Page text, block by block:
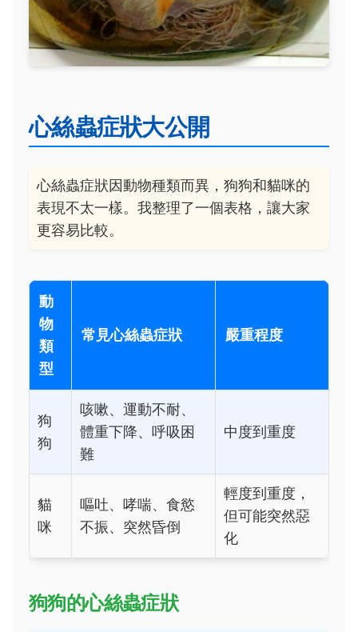
心絲蟲症狀大公開
心絲蟲症狀因動物種類而異，狗狗和貓咪的
表現不太一樣。我整理了一個表格，讓大家
更容易比較。
動
物
類
型
常見心絲蟲症狀 嚴重程度
狗
狗
咳嗽、運動不耐、
體重下降、呼吸困
難
中度到重度
貓
咪
嘔吐、哮喘、食慾
不振、突然昏倒
輕度到重度，
但可能突然惡
化
狗狗的心絲蟲症狀